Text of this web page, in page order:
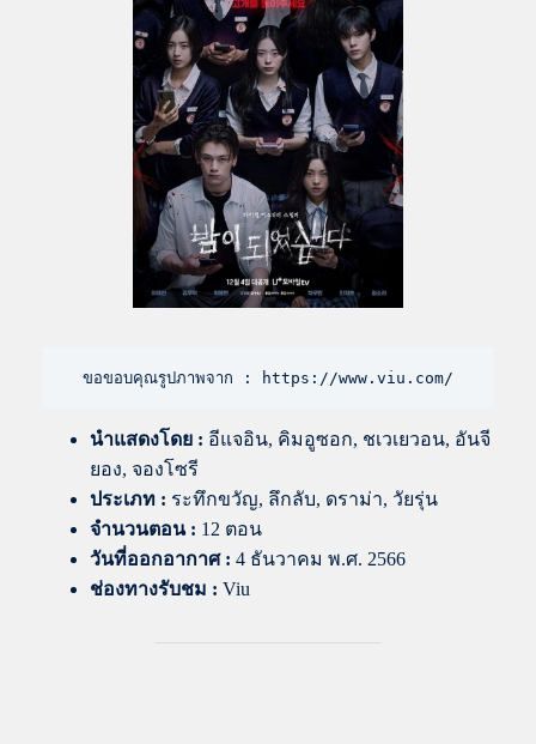
ขอขอบคุณรูปภาพจาก : https://www.viu.com/
นำแสดงโดย : อีแจอิน, คิมอูซอก, ชเวเยวอน, อันจี
ยอง, จองโซรี
ประเภท : ระทึกขวัญ, ลึกลับ, ดราม่า, วัยรุ่น
จำนวนตอน : 12 ตอน
วันที่ออกอากาศ : 4 ธันวาคม พ.ศ. 2566
ช่องทางรับชม : Viu